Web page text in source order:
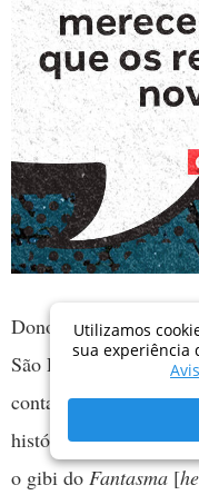
Dono de um dos
São Paulo, a Loja
conta que foi
histórias em
o gibi do Fantasma [
Utilizamos
sua experiência